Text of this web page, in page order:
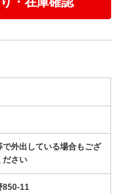
外出している場合もござ
ださい
850-11